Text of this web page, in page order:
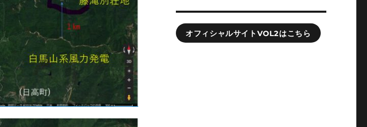
オフィシャルサイトVOL2はこちら